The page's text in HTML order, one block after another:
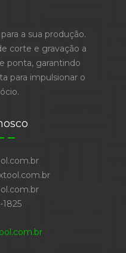
a sua produção.
corte e gravação a
ponta, garantindo
para impulsionar o
1825